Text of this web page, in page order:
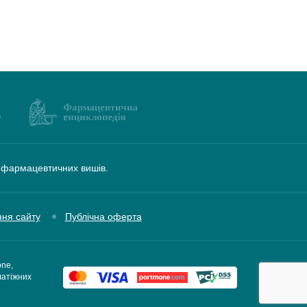
вишів.
сайту Публічна оферта